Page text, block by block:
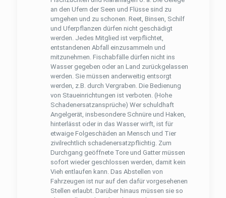
an den Ufern der Seen und Flüsse sind zu
umgehen und zu schonen. Reet, Binsen, Schilf
und Uferpﬂanzen dürfen nicht geschädigt
werden. Jedes Mitglied ist verpﬂichtet,
entstandenen Abfall einzusammeln und
mitzunehmen. Fischabfälle dürfen nicht ins
Wasser gegeben oder an Land zurückgelassen
werden. Sie müssen anderweitig entsorgt
werden, z.B. durch Vergraben. Die Bedienung
von Staueinrichtungen ist verboten. (Hohe
Schadenersatzansprüche) Wer schuldhaft
Angelgerät, insbesondere Schnüre und Haken,
hinterlässt oder in das Wasser wirft, ist für
etwaige Folgeschäden an Mensch und Tier
zivilrechtlich schadenersatzpﬂichtig. Zum
Durchgang geöffnete Tore und Gatter müssen
sofort wieder geschlossen werden, damit kein
Vieh entlaufen kann. Das Abstellen von
Fahrzeugen ist nur auf den dafür vorgesehenen
Stellen erlaubt. Darüber hinaus müssen sie so